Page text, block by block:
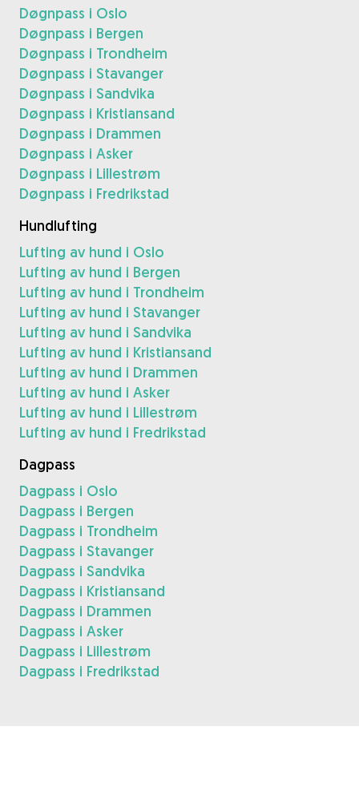
Døgnpass i Oslo
Døgnpass i Bergen
Døgnpass i Trondheim
Døgnpass i Stavanger
Døgnpass i Sandvika
Døgnpass i Kristiansand
Døgnpass i Drammen
Døgnpass i Asker
Døgnpass i Lillestrøm
Døgnpass i Fredrikstad
Hundlufting
Lufting av hund i Oslo
Lufting av hund i Bergen
Lufting av hund i Trondheim
Lufting av hund i Stavanger
Lufting av hund i Sandvika
Lufting av hund i Kristiansand
Lufting av hund i Drammen
Lufting av hund i Asker
Lufting av hund i Lillestrøm
Lufting av hund i Fredrikstad
Dagpass
Dagpass i Oslo
Dagpass i Bergen
Dagpass i Trondheim
Dagpass i Stavanger
Dagpass i Sandvika
Dagpass i Kristiansand
Dagpass i Drammen
Dagpass i Asker
Dagpass i Lillestrøm
Dagpass i Fredrikstad